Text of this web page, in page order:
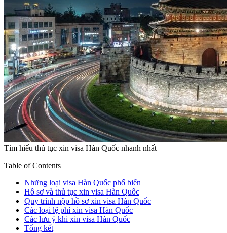
Tìm hiểu thủ tục xin visa Hàn Quốc nhanh nhất
Table of Contents
Những loại visa Hàn Quốc phổ biến
Hồ sơ và thủ tục xin visa Hàn Quốc
Quy trình nộp hồ sơ xin visa Hàn Quốc
Các loại lệ phí xin visa Hàn Quốc
Các lưu ý khi xin visa Hàn Quốc
Tổng kết